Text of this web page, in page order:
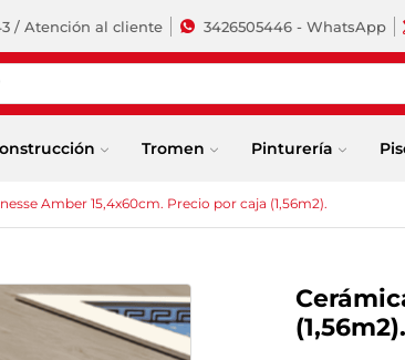
/ Atención al cliente 3426505446 - WhatsApp
Tromen Pinturería
Amber 15,4x60cm. Precio por caja (1,56m2).
(1,56m2).